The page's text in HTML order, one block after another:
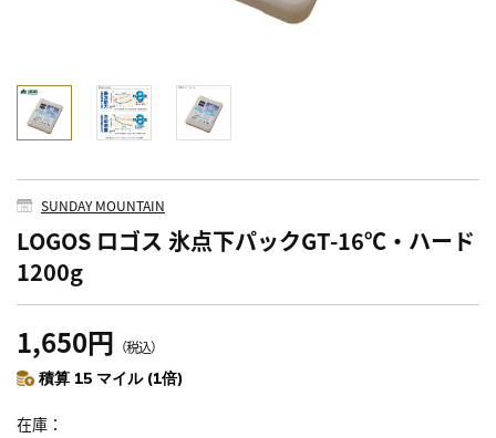
SUNDAY MOUNTAIN
LOGOS ロゴス 氷点下パックGT-16℃・ハード
1200g
1,650円 （税込）
積算 15 マイル (1倍)
在庫